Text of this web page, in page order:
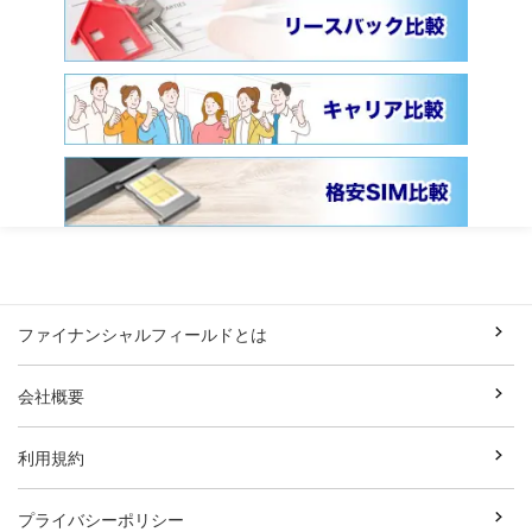
ファイナンシャルフィールドとは
会社概要
利用規約
プライバシーポリシー